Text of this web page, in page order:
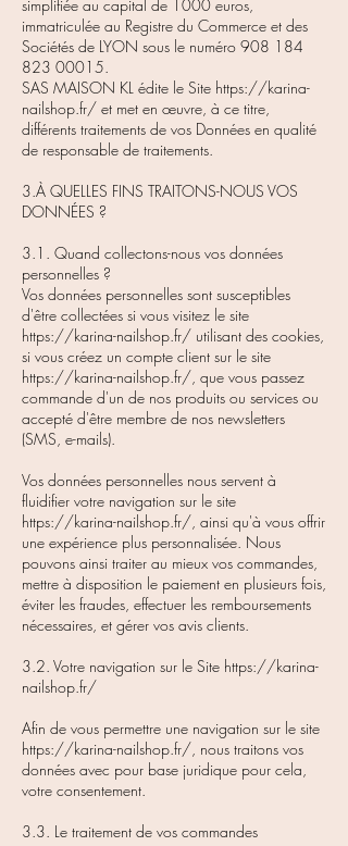
simplifiée au capital de 1000 euros,
immatriculée au Registre du Commerce et des
Sociétés de LYON sous le numéro 908 184
823 00015.
SAS MAISON KL édite le Site https://karina-
nailshop.fr/ et met en œuvre, à ce titre,
différents traitements de vos Données en qualité
de responsable de traitements.
3.À QUELLES FINS TRAITONS-NOUS VOS
DONNÉES ?
3.1. Quand collectons-nous vos données
personnelles ?
Vos données personnelles sont susceptibles
d'être collectées si vous visitez le site
https://karina-nailshop.fr/ utilisant des cookies,
si vous créez un compte client sur le site
https://karina-nailshop.fr/, que vous passez
commande d'un de nos produits ou services ou
accepté d'être membre de nos newsletters
(SMS, e-mails).
Vos données personnelles nous servent à
fluidifier votre navigation sur le site
https://karina-nailshop.fr/, ainsi qu'à vous offrir
une expérience plus personnalisée. Nous
pouvons ainsi traiter au mieux vos commandes,
mettre à disposition le paiement en plusieurs fois,
éviter les fraudes, effectuer les remboursements
nécessaires, et gérer vos avis clients.
3.2. Votre navigation sur le Site https://karina-
nailshop.fr/
Afin de vous permettre une navigation sur le site
https://karina-nailshop.fr/, nous traitons vos
données avec pour base juridique pour cela,
votre consentement.
3.3. Le traitement de vos commandes